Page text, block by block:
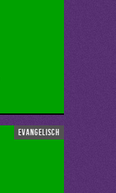
evangelisch